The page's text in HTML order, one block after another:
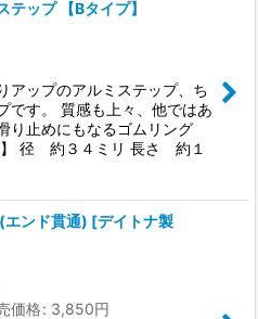
テップ 【Bタイプ】
アップのアルミステップ、ち
です。 質感も上々、他ではあ
り止めにもなるゴムリング
】 径 約３４ミリ 長さ 約１
エンド貫通) [デイトナ製
価格: 3,850円